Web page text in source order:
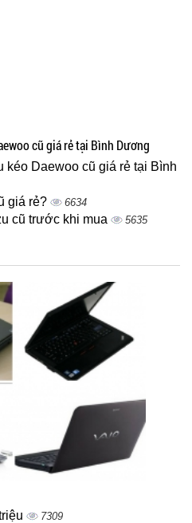
cũ giá rẻ tại Bình Dương
kéo Daewoo cũ giá rẻ tại Bình
giá rẻ? 6634
cũ trước khi mua 5635
7309